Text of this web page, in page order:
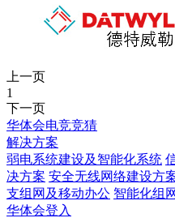
上一页
1
下一页
华体会电竞竞猜
解决方案
弱电系统建设及智能化系统
决方案 安全无线网络建设方
支组网及移动办公 智能化组
华体会登入